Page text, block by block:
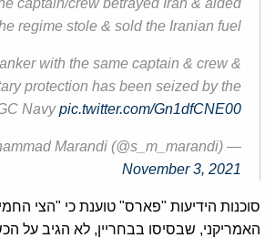
regime stole & sold the Iranian fuel.
with the same captain & crew &
protection has been seized by the
Navypic.twitter.com/Gn1dfCNE00
— Seyed Mohammad Marandi (@s_m_marandi)
November 3, 2021
סוכנות הידיעות "פארס" טוענת כי "הצי
האמריקני, שבסיסו בבחריין, לא הגיב על